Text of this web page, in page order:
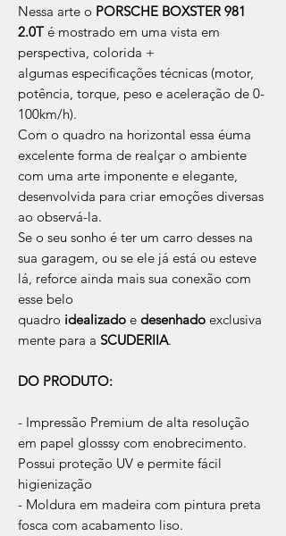
Nessa arte o PORSCHE BOXSTER 981
2.0T é mostrado em uma vista em
perspectiva, colorida +
algumas especificações técnicas (motor,
potência, torque, peso e aceleração de 0-
100km/h).
Com o quadro na horizontal essa éuma
excelente forma de realçar o ambiente
com uma arte imponente e elegante,
desenvolvida para criar emoções diversas
ao observá-la.
Se o seu sonho é ter um carro desses na
sua garagem, ou se ele já está ou esteve
lá, reforce ainda mais sua conexão com
esse belo
quadro idealizado e desenhado exclusiva
mente para a SCUDERIIA.
DO PRODUTO:
- Impressão Premium de alta resolução
em papel glosssy com enobrecimento.
Possui proteção UV e permite fácil
higienização
- Moldura em madeira com pintura preta
fosca com acabamento liso.